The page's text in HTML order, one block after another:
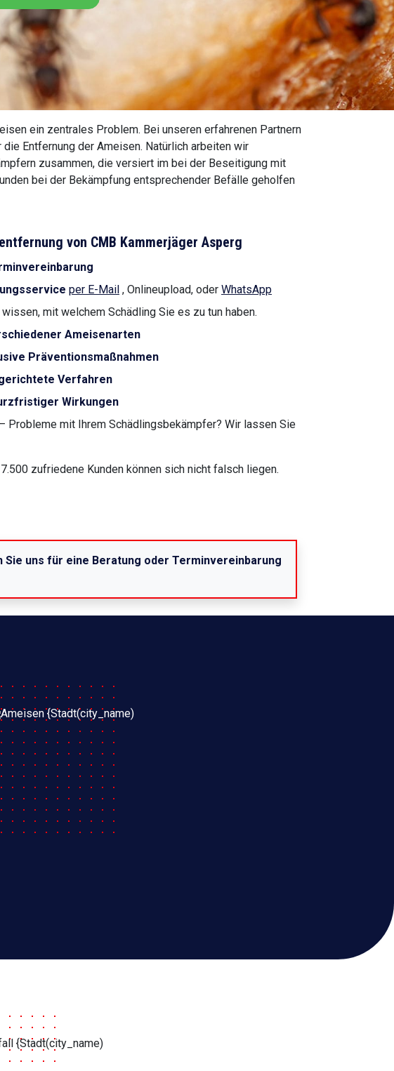
ein zentrales Problem. Bei unseren erfahrenen Partnern
Entfernung der Ameisen. Natürlich arbeiten wir
zusammen, die versiert im bei der Beseitigung mit
bei der Bekämpfung entsprechender Befälle geholfen
von CMB Kammerjäger Asperg
per E-Mail , Onlineupload, oder WhatsApp
mit welchem Schädling Sie es zu tun haben.
Ameisenarten
Präventionsmaßnahmen
Verfahren
Wirkungen
– Probleme mit Ihrem Schädlingsbekämpfer? Wir lassen Sie
zufriedene Kunden können sich nicht falsch liegen.
uns für eine Beratung oder Terminvereinbarung